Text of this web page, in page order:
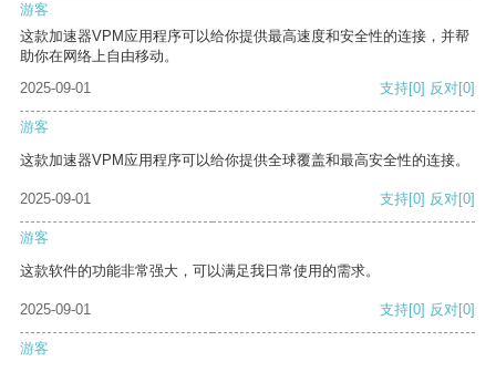
游客
这款加速器VPM应用程序可以给你提供最高速度和安全性的连接，并帮
助你在网络上自由移动。
2025-09-01
支持[0] 反对[0]
游客
这款加速器VPM应用程序可以给你提供全球覆盖和最高安全性的连接。
2025-09-01 支持[0] 反对[0]
游客
这款软件的功能非常强大，可以满足我日常使用的需求。
2025-09-01 支持[0] 反对[0]
游客